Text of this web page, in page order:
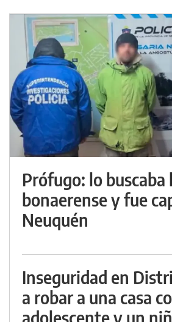
Prófugo: lo buscaba
bonaerense y fue
Neuquén
Inseguridad en
a robar a una casa
adolescente y un